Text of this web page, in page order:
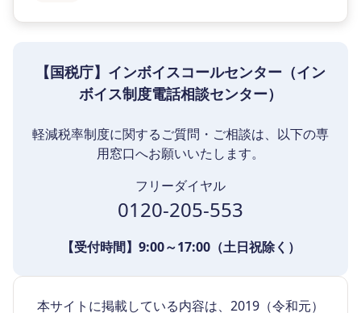
【国税庁】インボイスコールセンター（イン
ボイス制度電話相談センター）
軽減税率制度に関するご質問・ご相談は、以下の専
用窓口へお願いいたします。
フリーダイヤル
0120-205-553
【受付時間】9:00～17:00（土日祝除く）
本サイトに掲載している内容は、2019（令和元）